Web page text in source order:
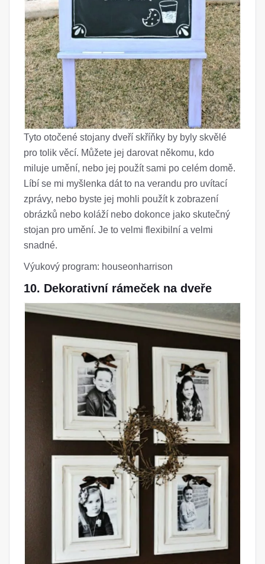
Tyto otočené stojany dveří skříňky by byly skvělé
pro tolik věcí. Můžete jej darovat někomu, kdo
miluje umění, nebo jej použít sami po celém domě.
Líbí se mi myšlenka dát to na verandu pro uvítací
zprávy, nebo byste jej mohli použít k zobrazení
obrázků nebo koláží nebo dokonce jako skutečný
stojan pro umění. Je to velmi flexibilní a velmi
snadné.
Výukový program: houseonharrison
10. Dekorativní rámeček na dveře